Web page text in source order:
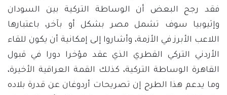
فقد رجح البعض أن الوساطة التركية بين السودان
وإثيوبيا سوف تشمل مصر بشكل أو بآخر، باعتبارها
اللاعب الأبرز في الأزمة، وأشاروا إلى إمكانية أن يكون للقاء
الأردني التركي القطري الذي عقد مؤخرا دورا في قبول
القاهرة الوساطة التركية، كذلك القمة العراقية الأخيرة،
وما يدعم هذا الطرح إن تصريحات أردوغان عن قدرة بلاده